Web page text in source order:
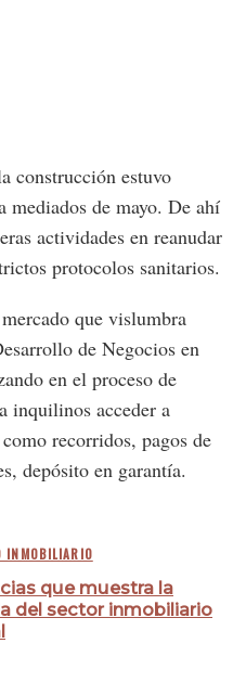
construcción estuvo
mediados de mayo. De ahí
actividades en reanudar
protocolos sanitarios.
que vislumbra
de Negocios en
en el proceso de
inquilinos acceder a
recorridos, pagos de
depósito en garantía.
INMOBILIARIO
que muestra la
del sector inmobiliario